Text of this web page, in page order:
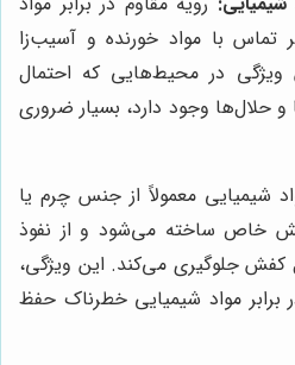
تماس با مواد خورنده و آسیب‌زا
در محیط‌هایی که احتمال
و حلال‌ها وجود دارد، بسیار ضروری
شیمیایی معمولاً از جنس چرم یا
خاص ساخته می‌شود و از نفوذ
کفش جلوگیری می‌کند. این ویژگی،
برابر مواد شیمیایی خطرناک حفظ